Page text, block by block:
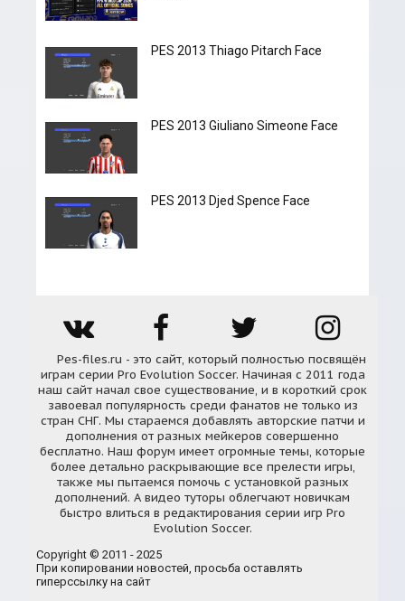
PES 2013 Thiago Pitarch Face
PES 2013 Giuliano Simeone Face
PES 2013 Djed Spence Face
Pes-files.ru - это сайт, который полностью посвящён
играм серии Pro Evolution Soccer. Начиная с 2011 года
наш сайт начал свое существование, и в короткий срок
завоевал популярность среди фанатов не только из
стран СНГ. Мы стараемся добавлять авторские патчи и
дополнения от разных мейкеров совершенно
бесплатно. Наш форум имеет огромные темы, которые
более детально раскрывающие все прелести игры,
также мы пытаемся помочь с установкой разных
дополнений. А видео туторы облегчают новичкам
быстро влиться в редактирования серии игр Pro
Evolution Soccer.
Copyright © 2011 - 2025
При копировании новостей, просьба оставлять
гиперссылку на сайт